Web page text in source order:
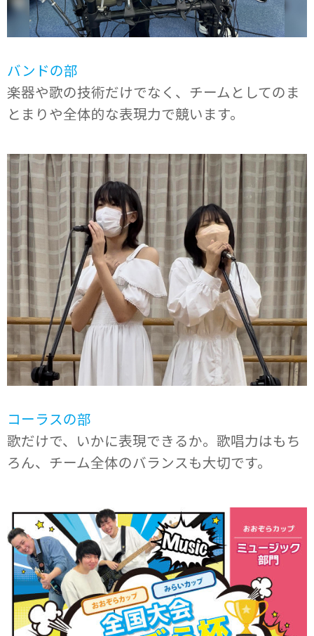
バンドの部
楽器や歌の技術だけでなく、チームとしてのま
とまりや全体的な表現力で競います。
コーラスの部
歌だけで、いかに表現できるか。歌唱力はもち
ろん、チーム全体のバランスも大切です。